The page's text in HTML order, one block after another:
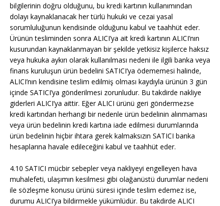
bilgilerinin doğru olduğunu, bu kredi kartının kullanımından
dolayı kaynaklanacak her türlü hukuki ve cezai yasal
sorumluluğunun kendisinde olduğunu kabul ve taahhüt eder.
Ürünün tesliminden sonra ALICI’ya ait kredi kartının ALICI’nın
kusurundan kaynaklanmayan bir şekilde yetkisiz kişilerce haksız
veya hukuka aykırı olarak kullanılması nedeni ile ilgili banka veya
finans kuruluşun ürün bedelini SATICI’ya ödememesi halinde,
ALICI’nın kendisine teslim edilmiş olması kaydıyla ürünün 3 gün
içinde SATICI’ya gönderilmesi zorunludur. Bu takdirde nakliye
giderleri ALICI’ya aittir. Eğer ALICI ürünü geri göndermezse
kredi kartından herhangi bir nedenle ürün bedelinin alınmaması
veya ürün bedelinin kredi kartına iade edilmesi durumlarında
ürün bedelinin hiçbir ihtara gerek kalmaksızın SATICI banka
hesaplarına havale edileceğini kabul ve taahhüt eder.
4.10 SATICI mücbir sebepler veya nakliyeyi engelleyen hava
muhalefeti, ulaşımın kesilmesi gibi olağanüstü durumlar nedeni
ile sözleşme konusu ürünü süresi içinde teslim edemez ise,
durumu ALICI’ya bildirmekle yükümlüdür. Bu takdirde ALICI